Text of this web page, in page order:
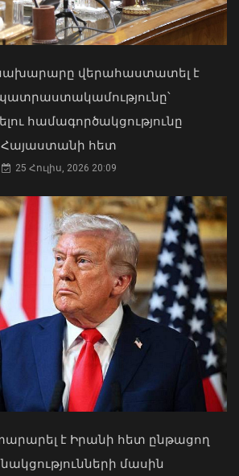
նախագիծը և
կարևորությունը
պետության
իրավունքն է
նկատմամբ
հետո
մարդ թունավորման
է ԲԿ. ՀՎԿԱԿ
վերահաստատել է
համագործակցությունը
Հայաստանի հետ
25 Հուլիս, 2026 20:09
է Իրանի հետ ընթացող
մասին